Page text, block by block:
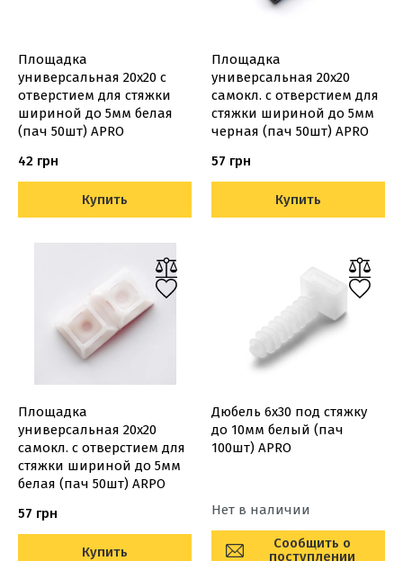
Площадка
универсальная 20х20 с
отверстием для стяжки
шириной до 5мм белая
(пач 50шт) APRO
42 грн
Купить
Площадка
универсальная 20х20
самокл. с отверстием для
стяжки шириной до 5мм
черная (пач 50шт) APRO
57 грн
Купить
Площадка
универсальная 20х20
самокл. с отверстием для
стяжки шириной до 5мм
белая (пач 50шт) ARPO
57 грн
Купить
Дюбель 6х30 под стяжку
до 10мм белый (пач
100шт) APRO
Нет в наличии
Сообщить о
поступлении